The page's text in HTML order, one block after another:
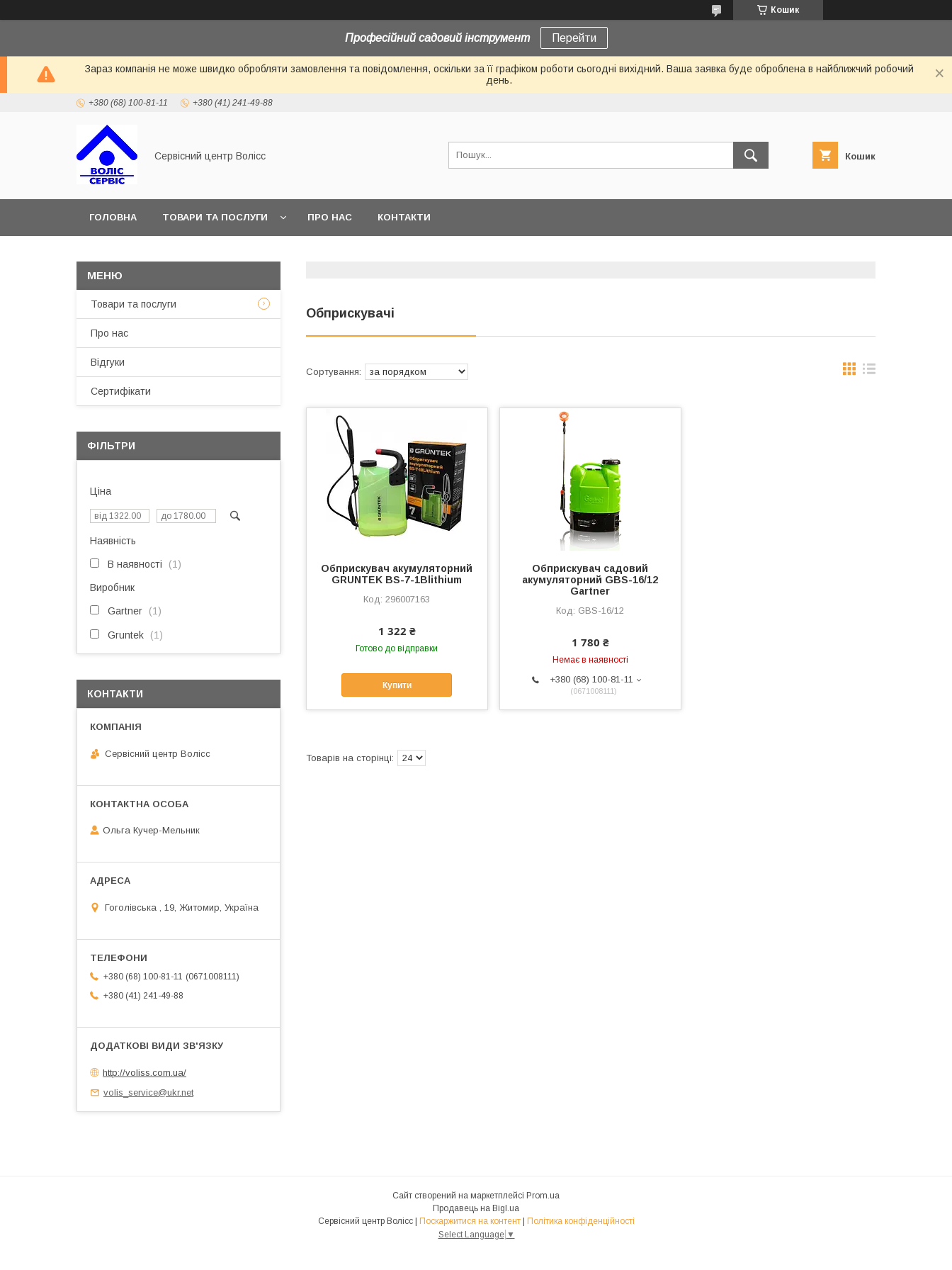
Кошик
Професійний садовий інструмент Перейти
Зараз компанія не може швидко обробляти замовлення та повідомлення, оскільки за її графіком роботи сьогодні вихідний. Ваша заявка буде оброблена в найближчий робочий
день.
+380 (68) 100-81-11 +380 (41) 241-49-88
Сервісний центр Волісс Кошик
ГОЛОВНА ТОВАРИ ТА ПОСЛУГИ ПРО НАС КОНТАКТИ
Обприскувачі
Обприскувач акумуляторний
GRUNTEK BS-7-1Blithium
296007163
1 322 ₴
Готово до відправки
Купити
Обприскувач садовий
акумуляторний GBS-16/12
Gartner
GBS-16/12
1 780 ₴
Немає в наявності
+380 (68) 100-81-11
0671008111
Товари та послуги
Про нас
Відгуки
Сертифікати
ФІЛЬТРИ
Ціна
Наявність
В наявності 1
Виробник
Gartner 1
Gruntek 1
КОНТАКТИ
Сервісний центр Волісс
Ольга Кучер-Мельник
Гоголівська , 19, Житомир, Україна
+380 (68) 100-81-11
0671008111
+380 (41) 241-49-88
http://voliss.com.ua/
volis_service@ukr.net
Сайт створений на маркетплейсі Prom.ua
Продавець на Bigl.ua
Сервісний центр Волісс | Поскаржитися на контент | Політика конфіденційності
Select Language ▼